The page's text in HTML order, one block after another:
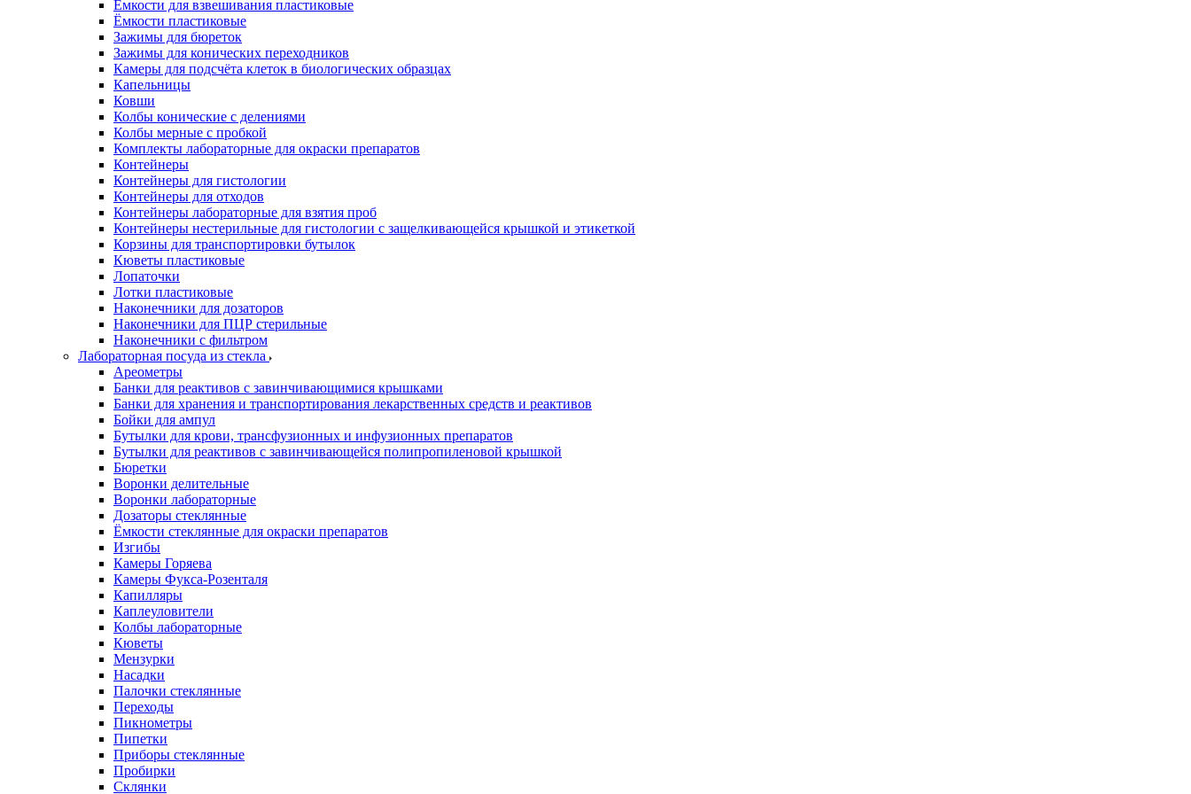
Ёмкости для взвешивания пластиковые
Ёмкости пластиковые
Зажимы для бюреток
Зажимы для конических переходников
Камеры для подсчёта клеток в биологических образцах
Капельницы
Ковши
Колбы конические с делениями
Колбы мерные с пробкой
Комплекты лабораторные для окраски препаратов
Контейнеры
Контейнеры для гистологии
Контейнеры для отходов
Контейнеры лабораторные для взятия проб
Контейнеры нестерильные для гистологии с защелкивающейся крышкой и этикеткой
Корзины для транспортировки бутылок
Кюветы пластиковые
Лопаточки
Лотки пластиковые
Наконечники для дозаторов
Наконечники для ПЦР стерильные
Наконечники с фильтром
Лабораторная посуда из стекла
Ареометры
Банки для реактивов с завинчивающимися крышками
Банки для хранения и транспортирования лекарственных средств и реактивов
Бойки для ампул
Бутылки для крови, трансфузионных и инфузионных препаратов
Бутылки для реактивов с завинчивающейся полипропиленовой крышкой
Бюретки
Воронки делительные
Воронки лабораторные
Дозаторы стеклянные
Ёмкости стеклянные для окраски препаратов
Изгибы
Камеры Горяева
Камеры Фукса-Розенталя
Капилляры
Каплеуловители
Колбы лабораторные
Кюветы
Мензурки
Насадки
Палочки стеклянные
Переходы
Пикнометры
Пипетки
Приборы стеклянные
Пробирки
Склянки